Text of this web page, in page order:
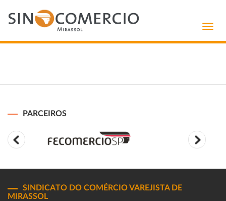
PARCEIROS
SINDICATO DO COMÉRCIO VAREJISTA DE
MIRASSOL